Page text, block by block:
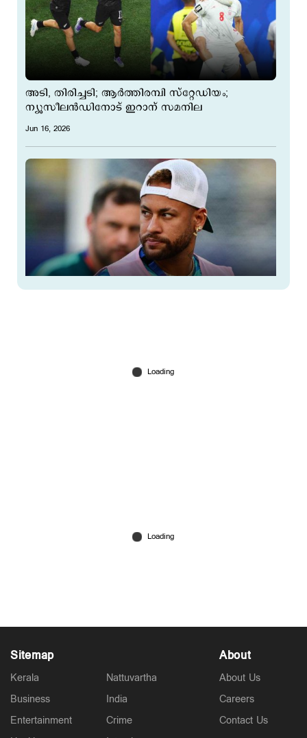
അടി, തിരിച്ചടി; ആര്‍ത്തിരമ്പി സ്റ്റേഡിയം;
ന്യൂസീലന്‍ഡിനോട് ഇറാന് സമനില
Jun 16, 2026
സ്പെയിനിനെതിരെ വൻമതിലായി 40കാരന്‍
വോസിഞ്ഞ; ഇന്‍സ്റ്റ ഫോളോവേഴ്സ് 45,000 നിന്ന്
Sitemap
Kerala
Business
Entertainment
Nattuvartha
India
Crime
About
About Us
Careers
Contact Us